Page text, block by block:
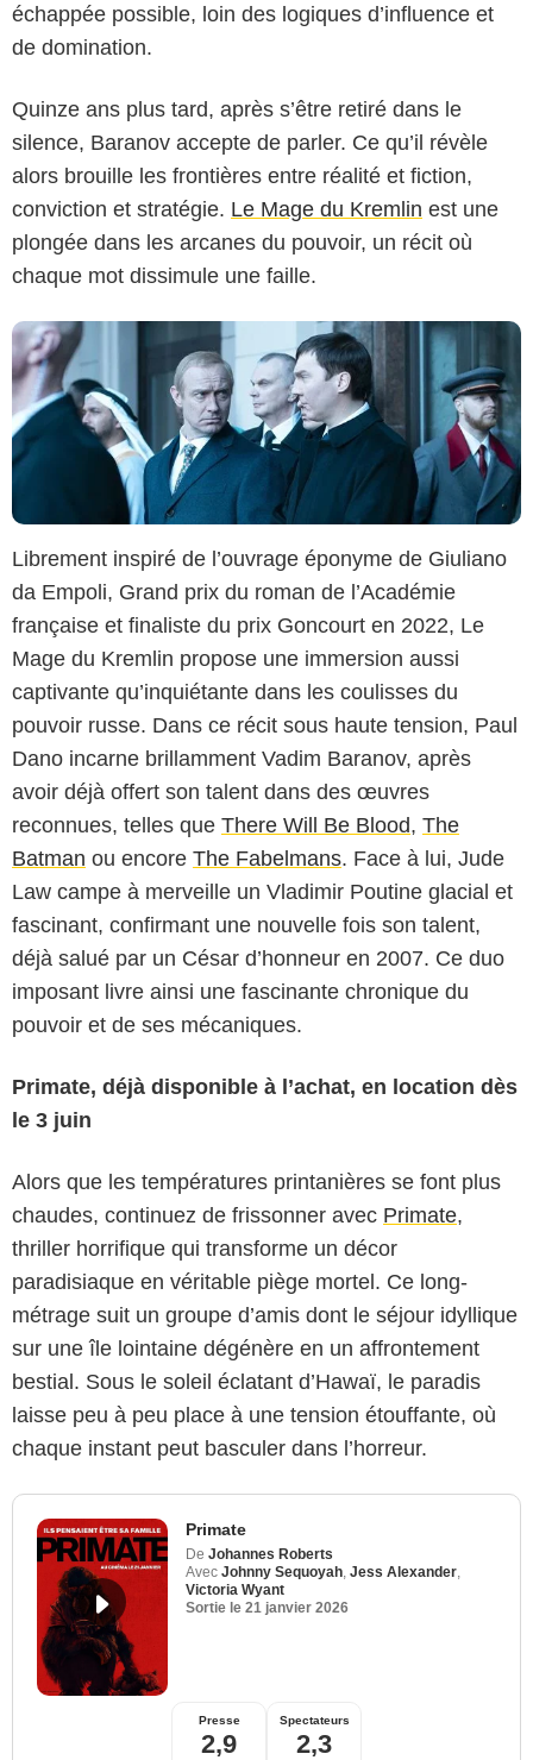
échappée possible, loin des logiques d’influence et
de domination.
Quinze ans plus tard, après s’être retiré dans le
silence, Baranov accepte de parler. Ce qu’il révèle
alors brouille les frontières entre réalité et fiction,
conviction et stratégie. Le Mage du Kremlin est une
plongée dans les arcanes du pouvoir, un récit où
chaque mot dissimule une faille.
Librement inspiré de l’ouvrage éponyme de Giuliano
da Empoli, Grand prix du roman de l’Académie
française et finaliste du prix Goncourt en 2022, Le
Mage du Kremlin propose une immersion aussi
captivante qu’inquiétante dans les coulisses du
pouvoir russe. Dans ce récit sous haute tension, Paul
Dano incarne brillamment Vadim Baranov, après
avoir déjà offert son talent dans des œuvres
reconnues, telles que There Will Be Blood, The
Batman ou encore The Fabelmans. Face à lui, Jude
Law campe à merveille un Vladimir Poutine glacial et
fascinant, confirmant une nouvelle fois son talent,
déjà salué par un César d’honneur en 2007. Ce duo
imposant livre ainsi une fascinante chronique du
pouvoir et de ses mécaniques.
Primate, déjà disponible à l’achat, en location dès
le 3 juin
Alors que les températures printanières se font plus
chaudes, continuez de frissonner avec Primate,
thriller horrifique qui transforme un décor
paradisiaque en véritable piège mortel. Ce long-
métrage suit un groupe d’amis dont le séjour idyllique
sur une île lointaine dégénère en un affrontement
bestial. Sous le soleil éclatant d’Hawaï, le paradis
laisse peu à peu place à une tension étouffante, où
chaque instant peut basculer dans l’horreur.
Primate
De Johannes Roberts
Avec Johnny Sequoyah, Jess Alexander,
Victoria Wyant
Sortie le 21 janvier 2026
Presse
2,9
Spectateurs
2,3